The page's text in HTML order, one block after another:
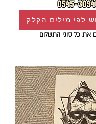
את כל סוגי התשלום
לפי מילים הקלק